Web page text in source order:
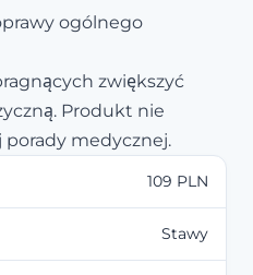
ogólnego
zwiększyć
Produkt nie
medycznej.
109 PLN
Stawy